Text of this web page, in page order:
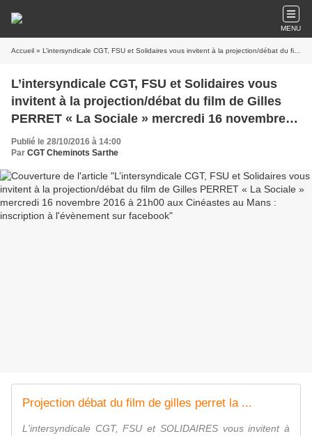
MENU
Accueil » L’intersyndicale CGT, FSU et Solidaires vous invitent à la projection/débat du film de Gilles PERRET « La Sociale » mercredi 16 novembre 2016 à 21h00 aux Cinéastes au Mans : inscription à l'évènement sur facebook
L’intersyndicale CGT, FSU et Solidaires vous
invitent à la projection/débat du film de Gilles
PERRET « La Sociale » mercredi 16 novembre
2016 à 21h00 aux Cinéastes au Mans :
inscription à l'évènement sur facebook
Publié le 28/10/2016 à 14:00
Par CGT Cheminots Sarthe
Projection débat du film de gilles perret la ...
L'intersyndicale CGT, FSU et SOLIDAIRES vous invitent à